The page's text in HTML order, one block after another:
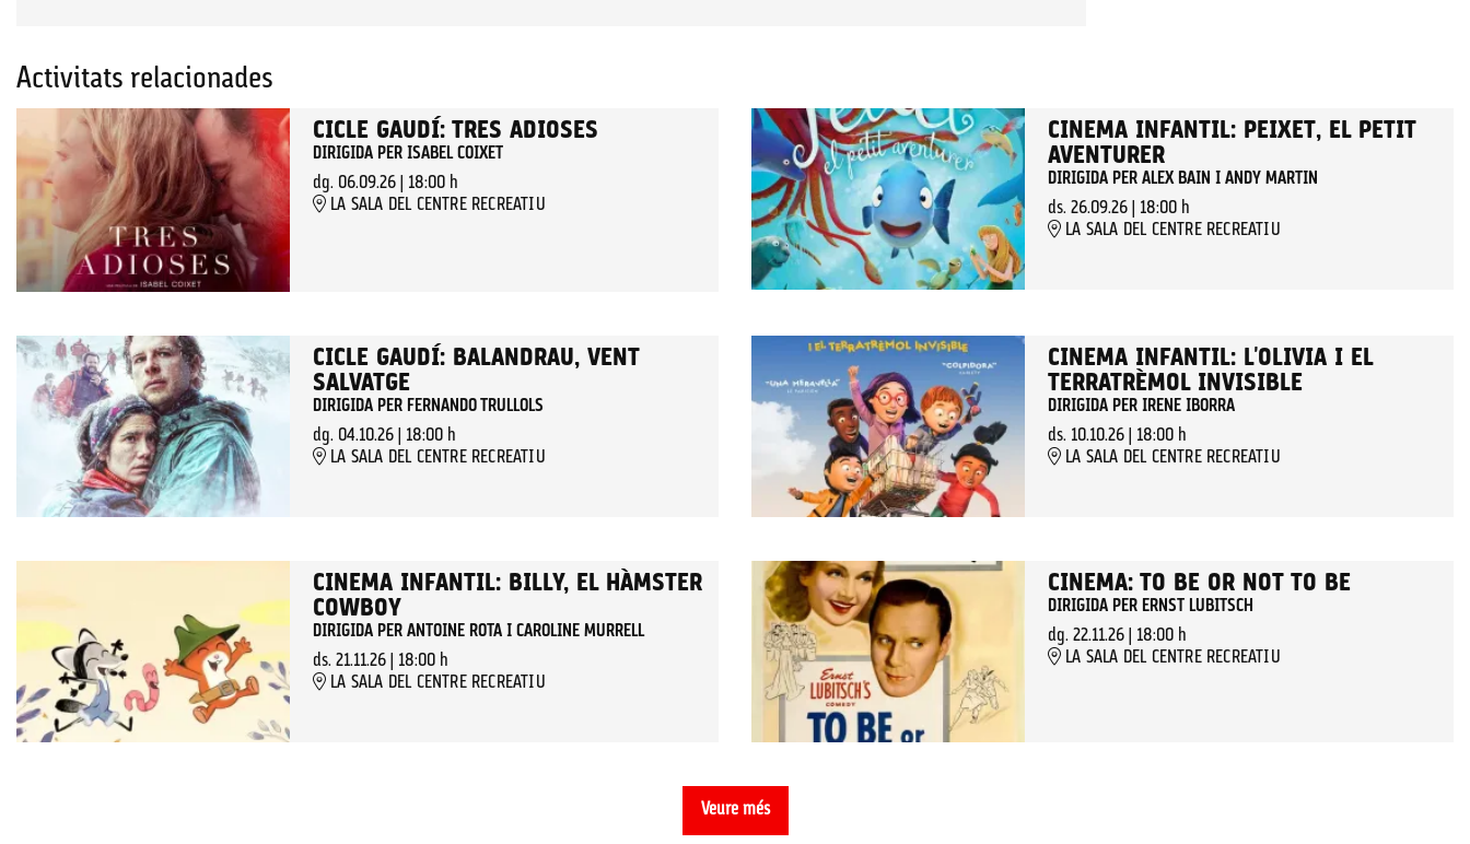
Activitats relacionades
CICLE GAUDÍ: TRES ADIOSES
DIRIGIDA PER ISABEL COIXET
dg. 06.09.26| 18:00 h
LA SALA DEL CENTRE RECREATIU
CINEMA INFANTIL: PEIXET, EL PETIT
AVENTURER
DIRIGIDA PER ALEX BAIN I ANDY MARTIN
ds. 26.09.26| 18:00 h
LA SALA DEL CENTRE RECREATIU
CICLE GAUDÍ: BALANDRAU, VENT
SALVATGE
DIRIGIDA PER FERNANDO TRULLOLS
dg. 04.10.26| 18:00 h
LA SALA DEL CENTRE RECREATIU
CINEMA INFANTIL: L'OLIVIA I EL
TERRATRÈMOL INVISIBLE
DIRIGIDA PER IRENE IBORRA
ds. 10.10.26| 18:00 h
LA SALA DEL CENTRE RECREATIU
CINEMA INFANTIL: BILLY, EL HÀMSTER
COWBOY
DIRIGIDA PER ANTOINE ROTA I CAROLINE MURRELL
ds. 21.11.26| 18:00 h
LA SALA DEL CENTRE RECREATIU
CINEMA: TO BE OR NOT TO BE
DIRIGIDA PER ERNST LUBITSCH
dg. 22.11.26| 18:00 h
LA SALA DEL CENTRE RECREATIU
Veure més